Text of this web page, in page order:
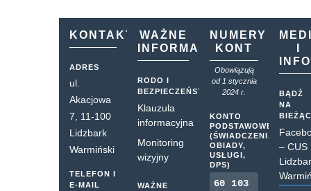
KONTAKT
ADRES
ul.
Akacjowa
7, 11-100
Lidzbark
Warmiński
TELEFON I
E-MAIL
WAŻNE
INFORMACJE
RODO I
BEZPIECZEŃSTWO
Klauzula
informacyjna
Monitoring
wizyjny
WAŻNE
NUMERY
KONT
Obowiązują
od 1 stycznia
2024 r.
KONTO
PODSTAWOWE
(ŚWIADCZENIA,
OBIADY,
USŁUGI,
DPS)
60 103
BĄDŹ
NA
– CUS